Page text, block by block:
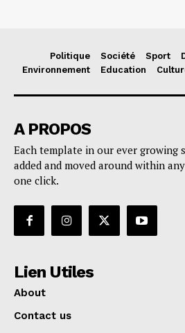
Politique Société Sport
Environnement
Education
A PROPOS
Each template in our ever growing
added and moved around within
one click.
Lien Utiles
About
Contact us